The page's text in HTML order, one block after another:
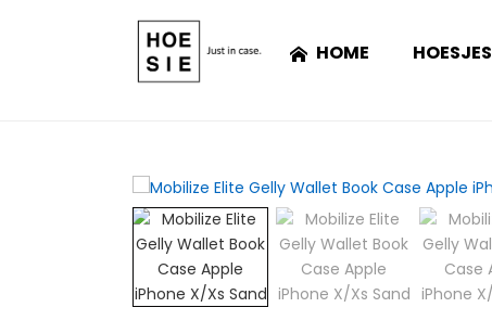
HOME HOESJES